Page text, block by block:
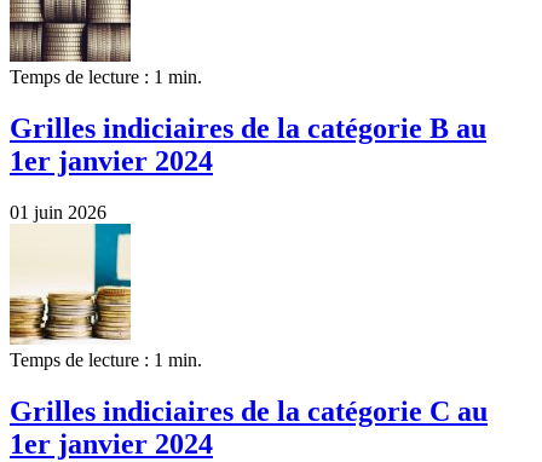
Temps de lecture : 1 min.
Grilles indiciaires de la catégorie B au
1er janvier 2024
01 juin 2026
Temps de lecture : 1 min.
Grilles indiciaires de la catégorie C au
1er janvier 2024